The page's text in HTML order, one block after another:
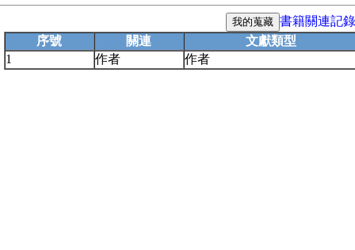
書籍關連記錄
序號
關連
文獻類型
1
作者 作者